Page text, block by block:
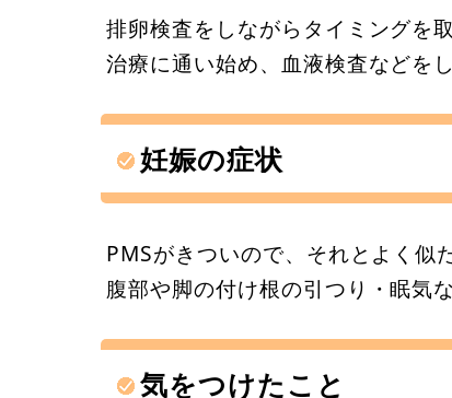
排卵検査をしながらタイミングを
治療に通い始め、血液検査などを
妊娠の症状
PMSがきついので、それとよく似
腹部や脚の付け根の引つり・眠気
気をつけたこと